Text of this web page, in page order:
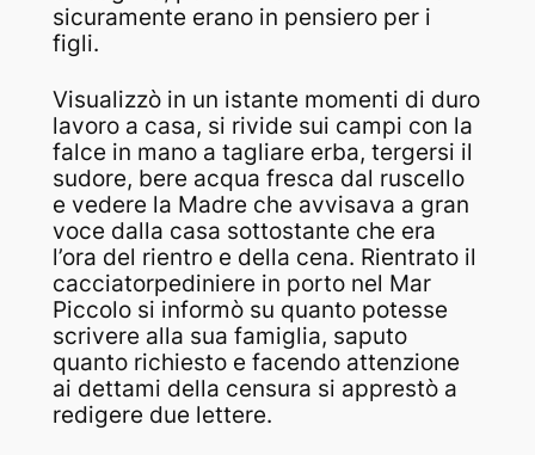
sicuramente erano in pensiero per i
figli.
Visualizzò in un istante momenti di duro
lavoro a casa, si rivide sui campi con la
falce in mano a tagliare erba, tergersi il
sudore, bere acqua fresca dal ruscello
e vedere la Madre che avvisava a gran
voce dalla casa sottostante che era
l’ora del rientro e della cena. Rientrato il
cacciatorpediniere in porto nel Mar
Piccolo si informò su quanto potesse
scrivere alla sua famiglia, saputo
quanto richiesto e facendo attenzione
ai dettami della censura si apprestò a
redigere due lettere.